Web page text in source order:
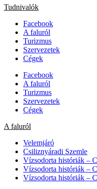
Tudnivalók
Facebook
A faluról
Turizmus
Szervezetek
Cégek
Facebook
A faluról
Turizmus
Szervezetek
Cégek
A faluról
Velemjáró
Csiliznyáradi Szemle
Vízsodorta históriák –
Vízsodorta históriák –
Vízsodorta históriák –